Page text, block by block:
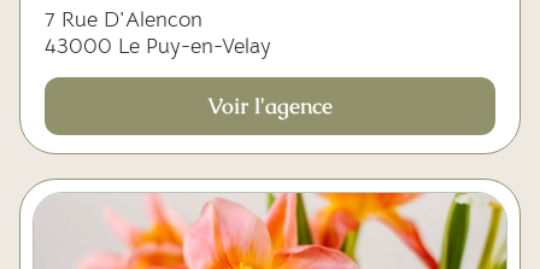
7 Rue D'Alencon
43000 Le Puy-en-Velay
Voir l'agence